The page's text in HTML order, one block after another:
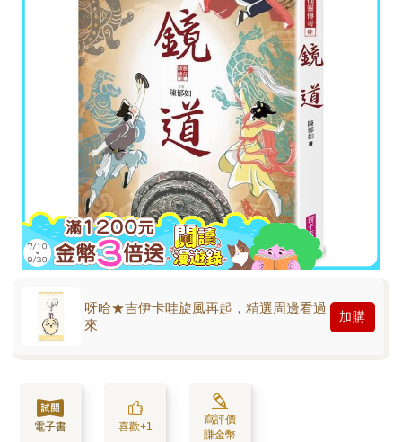
呀哈★吉伊卡哇旋風再起，精選周邊看過
來
加購
電子書 喜歡+1
寫評價
賺金幣